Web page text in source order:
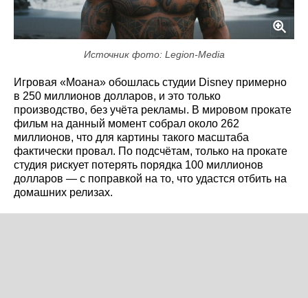
Источник фото: Legion-Media
Игровая «Моана» обошлась студии Disney примерно
в 250 миллионов долларов, и это только
производство, без учёта рекламы. В мировом прокате
фильм на данный момент собрал около 262
миллионов, что для картины такого масштаба
фактически провал. По подсчётам, только на прокате
студия рискует потерять порядка 100 миллионов
долларов — с поправкой на то, что удастся отбить на
домашних релизах.